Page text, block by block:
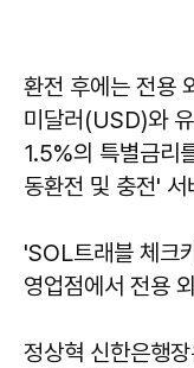
환전 후에는 전용
미달러(USD)와
1.5%의 특별금리
동환전 및 충전'
'SOL트래블 체크
영업점에서 전용
정상혁 신한은행